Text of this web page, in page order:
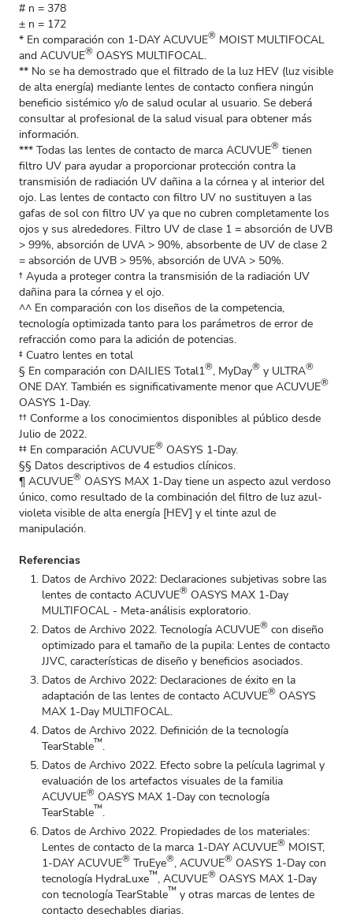
# n = 378
± n = 172
* En comparación con 1-DAY ACUVUE® MOIST MULTIFOCAL
and ACUVUE® OASYS MULTIFOCAL.
** No se ha demostrado que el filtrado de la luz HEV (luz visible
de alta energía) mediante lentes de contacto confiera ningún
beneficio sistémico y/o de salud ocular al usuario. Se deberá
consultar al profesional de la salud visual para obtener más
información.
*** Todas las lentes de contacto de marca ACUVUE® tienen
filtro UV para ayudar a proporcionar protección contra la
transmisión de radiación UV dañina a la córnea y al interior del
ojo. Las lentes de contacto con filtro UV no sustituyen a las
gafas de sol con filtro UV ya que no cubren completamente los
ojos y sus alrededores. Filtro UV de clase 1 = absorción de UVB
> 99%, absorción de UVA > 90%, absorbente de UV de clase 2
= absorción de UVB > 95%, absorción de UVA > 50%.
† Ayuda a proteger contra la transmisión de la radiación UV
dañina para la córnea y el ojo.
^^ En comparación con los diseños de la competencia,
tecnología optimizada tanto para los parámetros de error de
refracción como para la adición de potencias.
‡ Cuatro lentes en total
§ En comparación con DAILIES Total1®, MyDay® y ULTRA®
ONE DAY. También es significativamente menor que ACUVUE®
OASYS 1-Day.
†† Conforme a los conocimientos disponibles al público desde
Julio de 2022.
‡‡ En comparación ACUVUE® OASYS 1-Day.
§§ Datos descriptivos de 4 estudios clínicos.
¶ ACUVUE® OASYS MAX 1-Day tiene un aspecto azul verdoso
único, como resultado de la combinación del filtro de luz azul-
violeta visible de alta energía [HEV] y el tinte azul de
manipulación.
Referencias
Datos de Archivo 2022: Declaraciones subjetivas sobre las
lentes de contacto ACUVUE® OASYS MAX 1-Day
MULTIFOCAL - Meta-análisis exploratorio.
Datos de Archivo 2022. Tecnología ACUVUE® con diseño
optimizado para el tamaño de la pupila: Lentes de contacto
JJVC, características de diseño y beneficios asociados.
Datos de Archivo 2022: Declaraciones de éxito en la
adaptación de las lentes de contacto ACUVUE® OASYS
MAX 1-Day MULTIFOCAL.
Datos de Archivo 2022. Definición de la tecnología
TearStable™.
Datos de Archivo 2022. Efecto sobre la película lagrimal y
evaluación de los artefactos visuales de la familia
ACUVUE® OASYS MAX 1-Day con tecnología
TearStable™.
Datos de Archivo 2022. Propiedades de los materiales:
Lentes de contacto de la marca 1-DAY ACUVUE® MOIST,
1-DAY ACUVUE® TruEye®, ACUVUE® OASYS 1-Day con
tecnología HydraLuxe™, ACUVUE® OASYS MAX 1-Day
con tecnología TearStable™ y otras marcas de lentes de
contacto desechables diarias.